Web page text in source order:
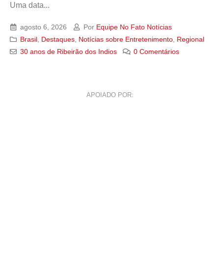
Uma data...
agosto 6, 2026 Por Equipe No Fato Notícias
Brasil Destaques Notícias sobre Entretenimento Regional
30 anos de Ribeirão dos Indios
0 Comentários
APOIADO POR: